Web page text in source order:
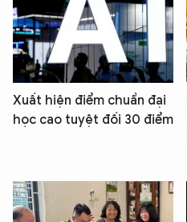
Xuất hiện điểm chuẩn đại
học cao tuyệt đối 30 điểm